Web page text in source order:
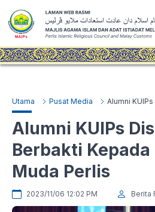
Utama Pusat Media
Alumni KUIPs
Berbakti Kepada
Muda Perlis
2023/11/06 12:02 PM Berita